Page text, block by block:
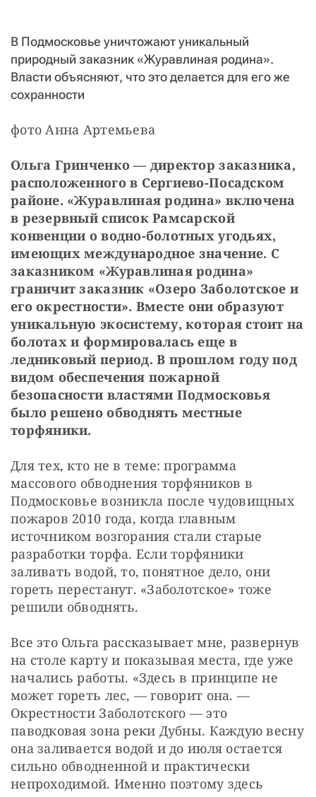
В Подмосковье уничтожают уникальный
природный заказник «Журавлиная родина».
Власти объясняют, что это делается для его же
сохранности
фото Анна Артемьева
Ольга Гринченко — директор заказника,
расположенного в Сергиево-Посадском
районе. «Журавлиная родина» включена
в резервный список Рамсарской
конвенции о водно-болотных угодьях,
имеющих международное значение. С
заказником «Журавлиная родина»
граничит заказник «Озеро Заболотское и
его окрестности». Вместе они образуют
уникальную экосистему, которая стоит на
болотах и формировалась еще в
ледниковый период. В прошлом году под
видом обеспечения пожарной
безопасности властями Подмосковья
было решено обводнять местные
торфяники.
Для тех, кто не в теме: программа
массового обводнения торфяников в
Подмосковье возникла после чудовищных
пожаров 2010 года, когда главным
источником возгорания стали старые
разработки торфа. Если торфяники
заливать водой, то, понятное дело, они
гореть перестанут. «Заболотское» тоже
решили обводнять.
Все это Ольга рассказывает мне, развернув
на столе карту и показывая места, где уже
начались работы. «Здесь в принципе не
может гореть лес, — говорит она. —
Окрестности Заболотского — это
паводковая зона реки Дубны. Каждую весну
она заливается водой и до июля остается
сильно обводненной и практически
непроходимой. Именно поэтому здесь
Если у вас есть вопросы, пишите donate@novayagazeta.ru
звоните:
+7 (929) 612-03-68